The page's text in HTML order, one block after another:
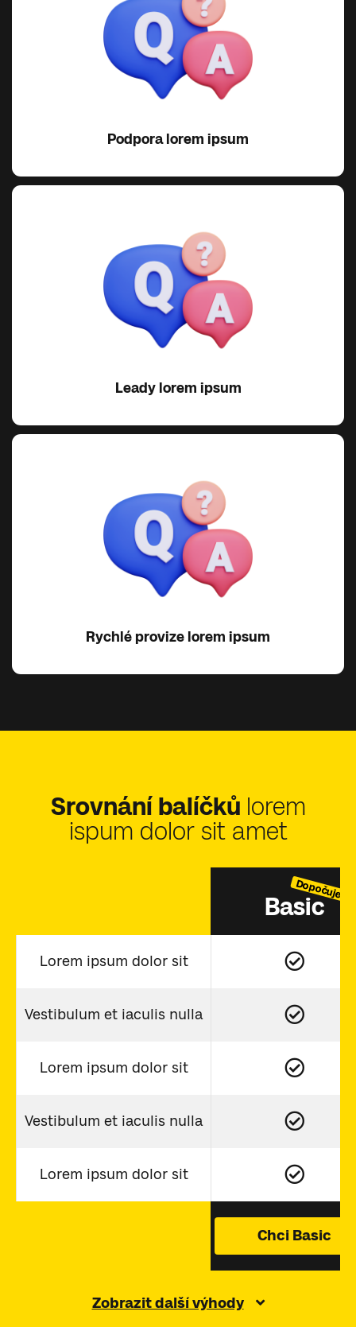
Podpora lorem ipsum
Leady lorem ipsum
Rychlé provize lorem ipsum
Srovnání balíčků lorem
ispum dolor sit amet
Dopočujeme
Basic
Chci Basic
Lorem ipsum dolor sit
Vestibulum et iaculis nulla
Lorem ipsum dolor sit
Vestibulum et iaculis nulla
Lorem ipsum dolor sit
Zobrazit další výhody